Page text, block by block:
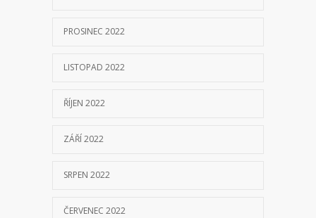
PROSINEC 2022
LISTOPAD 2022
ŘÍJEN 2022
ZÁŘÍ 2022
SRPEN 2022
ČERVENEC 2022